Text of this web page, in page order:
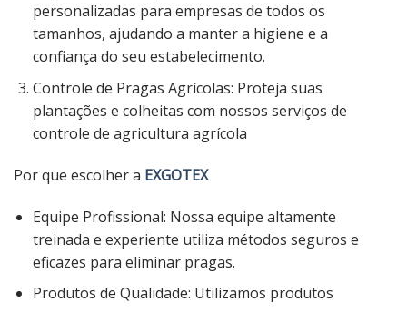
personalizadas para empresas de todos os
tamanhos, ajudando a manter a higiene e a
confiança do seu estabelecimento.
Controle de Pragas Agrícolas: Proteja suas
plantações e colheitas com nossos serviços de
controle de agricultura agrícola
Por que escolher a EXGOTEX
Equipe Profissional: Nossa equipe altamente
treinada e experiente utiliza métodos seguros e
eficazes para eliminar pragas.
Produtos de Qualidade: Utilizamos produtos